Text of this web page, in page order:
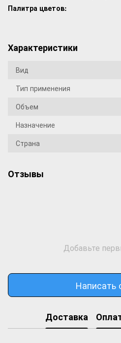
Палитра цветов:
Характеристики
Вид
Тип применения
Объем
Назначение
Страна
Отзывы
Добавьте
Написать
Доставка